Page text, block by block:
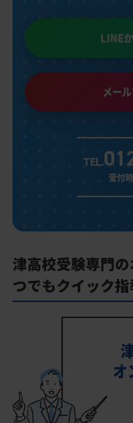
LINE
メー
TEL.
受付
津高校受験専門
つでもクイック
オ